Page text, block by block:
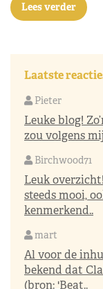
Lees verder
Laatste
Pieter
Leuke blog!
zou volgens
Birchwood71
Leuk
steeds mooi,
kenmerkend..
mart
Al voor de
bekend dat
(bron: 'Beat..